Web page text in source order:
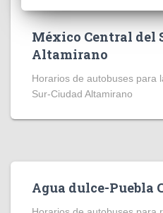
México Central del
Altamirano
Horarios de autobuses para
Sur-Ciudad Altamirano
Agua dulce-Puebla